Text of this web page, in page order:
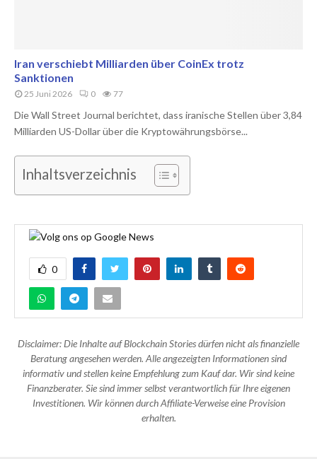
Iran verschiebt Milliarden über CoinEx trotz
Sanktionen
25 Juni 2026 0 77
Die Wall Street Journal berichtet, dass iranische Stellen über 3,84
Milliarden US-Dollar über die Kryptowährungsbörse...
Inhaltsverzeichnis
0
Disclaimer: Die Inhalte auf Blockchain Stories dürfen nicht als finanzielle
Beratung angesehen werden. Alle angezeigten Informationen sind
informativ und stellen keine Empfehlung zum Kauf dar. Wir sind keine
Finanzberater. Sie sind immer selbst verantwortlich für Ihre eigenen
Investitionen. Wir können durch Affiliate-Verweise eine Provision
erhalten.